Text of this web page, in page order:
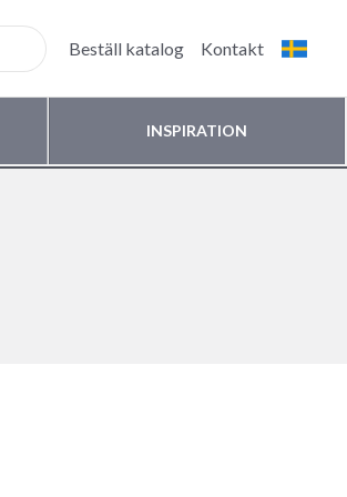
Beställ katalog Kontakt
INSPIRATION